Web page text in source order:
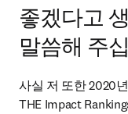
좋겠다고
말씀해 주
사실 저 또한 2020
THE Impact